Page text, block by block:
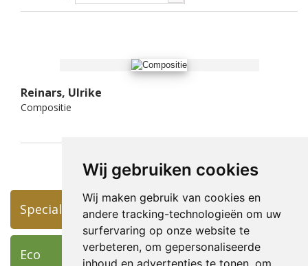
Wij gebruiken cookies
Wij maken gebruik van cookies en
andere tracking-technologieën om uw
surfervaring op onze website te
verbeteren, om gepersonaliseerde
inhoud en advertenties te tonen, om
Reinars, Ulrike
Compositie
Specials
Eco